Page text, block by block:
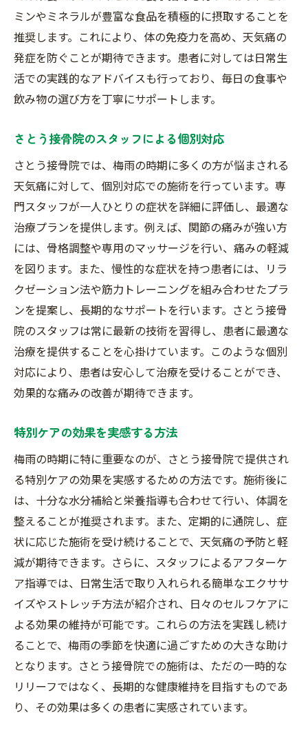
ミンやミネラルが豊富な食品を積極的に摂取することを
推奨します。これにより、体の免疫力を高め、天気痛の
発症を防ぐことが期待できます。患者に対しては日常生
活での実践的なアドバイスも行っており、毎日の食事や
飲み物の選び方を丁寧にサポートします。
さとう接骨院のスタッフによる個別対応
さとう接骨院では、梅雨の時期に多くの方が悩まされる
天気痛に対して、個別対応での施術を行っています。専
門スタッフが一人ひとりの症状を詳細に評価し、最適な
治療プランを提供します。例えば、関節の痛みが強い方
には、骨格調整や専用のマッサージを行い、痛みの軽減
を図ります。また、慢性的な症状を持つ患者には、リラ
クゼーション法や筋力トレーニングを組み合わせたプラ
ンを提案し、長期的なサポートを行います。さとう接骨
院のスタッフは常に最新の技術を習得し、患者に最適な
治療を提供することを心掛けています。このような個別
対応により、患者は安心して治療を受けることができ、
効果的な痛みの改善が期待できます。
特別ケアの効果を実感する方法
梅雨の時期に特に重要なのが、さとう接骨院で提供され
る特別ケアの効果を実感するための方法です。施術後に
は、十分な水分補給と栄養指導も合わせて行い、体調を
整えることが推奨されます。また、定期的に通院し、症
状に応じた施術を受け続けることで、天気痛の予防と軽
減が期待できます。さらに、スタッフによるアフターケ
ア指導では、日常生活で取り入れられる簡単なエクササ
イズやストレッチ方法が紹介され、日々のセルフケアに
よる効果の維持が可能です。これらの方法を実践し続け
ることで、梅雨の季節を快適に過ごすための大きな助け
となります。さとう接骨院での施術は、ただの一時的な
リリーフではなく、長期的な健康維持を目指すものであ
り、その効果は多くの患者に実感されています。